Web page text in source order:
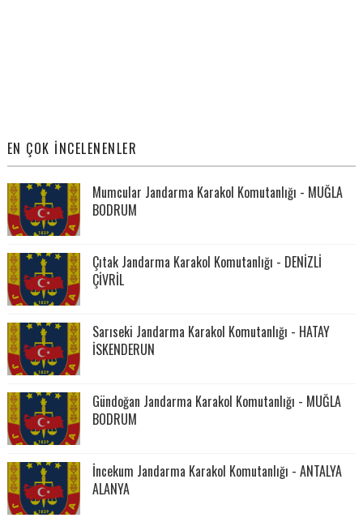
EN ÇOK İNCELENENLER
Mumcular Jandarma Karakol Komutanlığı - MUĞLA
BODRUM
Çıtak Jandarma Karakol Komutanlığı - DENİZLİ
ÇİVRİL
Sarıseki Jandarma Karakol Komutanlığı - HATAY
İSKENDERUN
Gündoğan Jandarma Karakol Komutanlığı - MUĞLA
BODRUM
İncekum Jandarma Karakol Komutanlığı - ANTALYA
ALANYA